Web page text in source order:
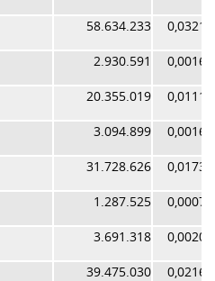
58.634.233
2.930.591
20.355.019
3.094.899
31.728.626
1.287.525
3.691.318
39.475.030